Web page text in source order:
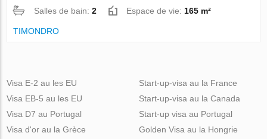
Salles de bain:2 Espace de vie: 165 m²
TIMONDRO
Visa E-2 au les EU
Visa EB-5 au les EU
Visa D7 au Portugal
Visa d'or au la Grèce
Start-up-visa au la France
Start-up-visa au la Canada
Start-up visa au Portugal
Golden Visa au la Hongrie